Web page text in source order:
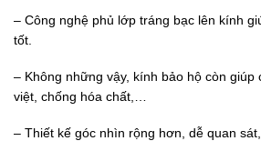
– Công nghệ phủ lớp tráng bạc lên kính
tốt.
– Không những vậy, kính bảo hộ còn giúp
việt, chống hóa chất,…
– Thiết kế góc nhìn rộng hơn, dễ quan